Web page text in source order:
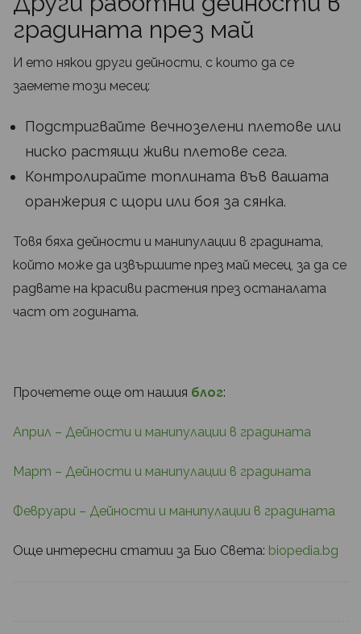
градината през май
И ето някои други дейности, с които да се
заемете този месец:
Подстригвайте вечнозелени плетове или
ниско растящи живи плетове сега.
Контролирайте топлината във вашата
оранжерия с щори или боя за сянка.
Товя бяха дейности и манипулации в градината,
който може да извършите през май месец, за да се
радвате на красиви растения през останалата
част от годината.
Прочетете още от нашия блог:
Април – Дейности и манипулации в градината
Март – Дейности и манипулации в градината
Февруари – Дейности и манипулации в градината
Още интересни статии за Био Света: biopedia.bg